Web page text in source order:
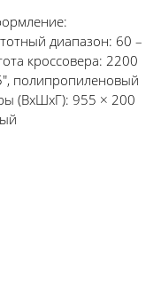
диапазон: 60 –
кроссовера: 2200
полипропиленовый
(ВхШхГ): 955 × 200